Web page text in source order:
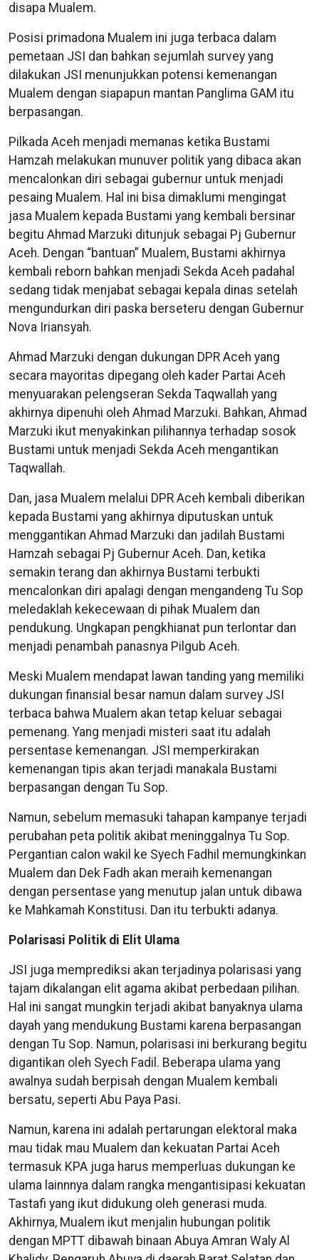
disapa Mualem.
Posisi primadona Mualem ini juga terbaca dalam
pemetaan JSI dan bahkan sejumlah survey yang
dilakukan JSI menunjukkan potensi kemenangan
Mualem dengan siapapun mantan Panglima GAM itu
berpasangan.
Pilkada Aceh menjadi memanas ketika Bustami
Hamzah melakukan munuver politik yang dibaca akan
mencalonkan diri sebagai gubernur untuk menjadi
pesaing Mualem. Hal ini bisa dimaklumi mengingat
jasa Mualem kepada Bustami yang kembali bersinar
begitu Ahmad Marzuki ditunjuk sebagai Pj Gubernur
Aceh. Dengan “bantuan” Mualem, Bustami akhirnya
kembali reborn bahkan menjadi Sekda Aceh padahal
sedang tidak menjabat sebagai kepala dinas setelah
mengundurkan diri paska berseteru dengan Gubernur
Nova Iriansyah.
Ahmad Marzuki dengan dukungan DPR Aceh yang
secara mayoritas dipegang oleh kader Partai Aceh
menyuarakan pelengseran Sekda Taqwallah yang
akhirnya dipenuhi oleh Ahmad Marzuki. Bahkan, Ahmad
Marzuki ikut menyakinkan pilihannya terhadap sosok
Bustami untuk menjadi Sekda Aceh mengantikan
Taqwallah.
Dan, jasa Mualem melalui DPR Aceh kembali diberikan
kepada Bustami yang akhirnya diputuskan untuk
menggantikan Ahmad Marzuki dan jadilah Bustami
Hamzah sebagai Pj Gubernur Aceh. Dan, ketika
semakin terang dan akhirnya Bustami terbukti
mencalonkan diri apalagi dengan mengandeng Tu Sop
meledaklah kekecewaan di pihak Mualem dan
pendukung. Ungkapan pengkhianat pun terlontar dan
menjadi penambah panasnya Pilgub Aceh.
Meski Mualem mendapat lawan tanding yang memiliki
dukungan finansial besar namun dalam survey JSI
terbaca bahwa Mualem akan tetap keluar sebagai
pemenang. Yang menjadi misteri saat itu adalah
persentase kemenangan. JSI memperkirakan
kemenangan tipis akan terjadi manakala Bustami
berpasangan dengan Tu Sop.
Namun, sebelum memasuki tahapan kampanye terjadi
perubahan peta politik akibat meninggalnya Tu Sop.
Pergantian calon wakil ke Syech Fadhil memungkinkan
Mualem dan Dek Fadh akan meraih kemenangan
dengan persentase yang menutup jalan untuk dibawa
ke Mahkamah Konstitusi. Dan itu terbukti adanya.
Polarisasi Politik di Elit Ulama
JSI juga memprediksi akan terjadinya polarisasi yang
tajam dikalangan elit agama akibat perbedaan pilihan.
Hal ini sangat mungkin terjadi akibat banyaknya ulama
dayah yang mendukung Bustami karena berpasangan
dengan Tu Sop. Namun, polarisasi ini berkurang begitu
digantikan oleh Syech Fadil. Beberapa ulama yang
awalnya sudah berpisah dengan Mualem kembali
bersatu, seperti Abu Paya Pasi.
Namun, karena ini adalah pertarungan elektoral maka
mau tidak mau Mualem dan kekuatan Partai Aceh
termasuk KPA juga harus memperluas dukungan ke
ulama lainnnya dalam rangka mengantisipasi kekuatan
Tastafi yang ikut didukung oleh generasi muda.
Akhirnya, Mualem ikut menjalin hubungan politik
dengan MPTT dibawah binaan Abuya Amran Waly Al